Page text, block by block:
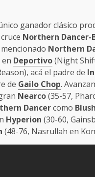
ganador clásico
Northern Dancer-
Northern
Deportivo(Night
acá el padre de
de Gailo Chop.
Nearco(35-57,
Dancercomo
Hyperion (30-60,
(48-76, Nasrullah en